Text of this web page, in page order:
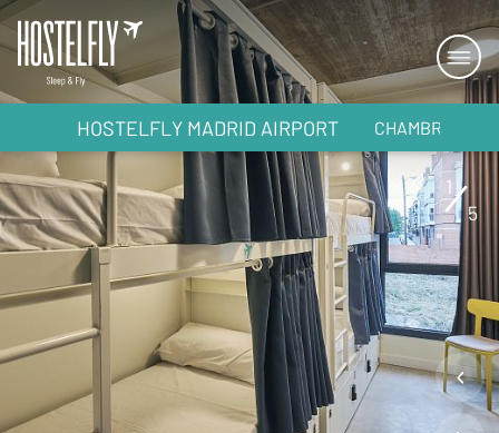
1
5
HOSTELFLY MADRID AIRPORT CHAMBRES